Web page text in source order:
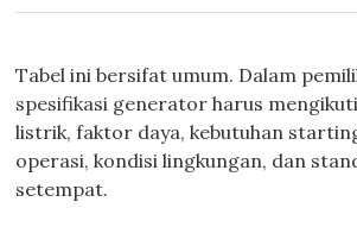
Tabel ini bersifat umum. Dalam
spesifikasi generator harus
listrik, faktor daya, kebutuhan
operasi, kondisi lingkungan, dan
setempat.